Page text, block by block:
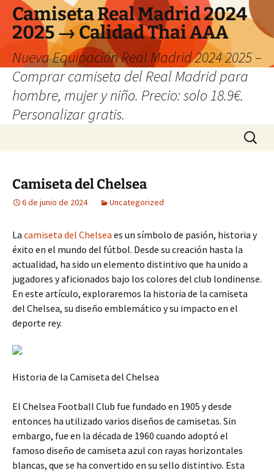
Camiseta Real Madrid 2024
2025 → Calidad Thai AAA
Nueva Equipación Real Madrid 2024 2025 –
Comprar camiseta del Real Madrid para
hombre, mujer y niño. Precio: solo 18.9€.
Personalizar gratis.
Buscar:
Camiseta del Chelsea
6 de junio de 2024 Uncategorized
La camiseta del Chelsea es un símbolo de pasión, historia y
éxito en el mundo del fútbol. Desde su creación hasta la
actualidad, ha sido un elemento distintivo que ha unido a
jugadores y aficionados bajo los colores del club londinense.
En este artículo, exploraremos la historia de la camiseta
del Chelsea, su diseño emblemático y su impacto en el
deporte rey.
Historia de la Camiseta del Chelsea
El Chelsea Football Club fue fundado en 1905 y desde
entonces ha utilizado varios diseños de camisetas. Sin
embargo, fue en la década de 1960 cuando adoptó el
famoso diseño de camiseta azul con rayas horizontales
blancas, que se ha convertido en su sello distintivo. Esta